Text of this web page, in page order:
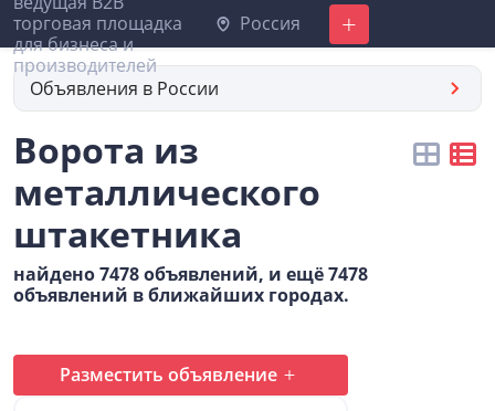
Россия Добавить
Объявления в России
Ворота из
металлического
штакетника
найдено 7478 объявлений, и ещё 7478
объявлений в ближайших городах.
Разместить объявление